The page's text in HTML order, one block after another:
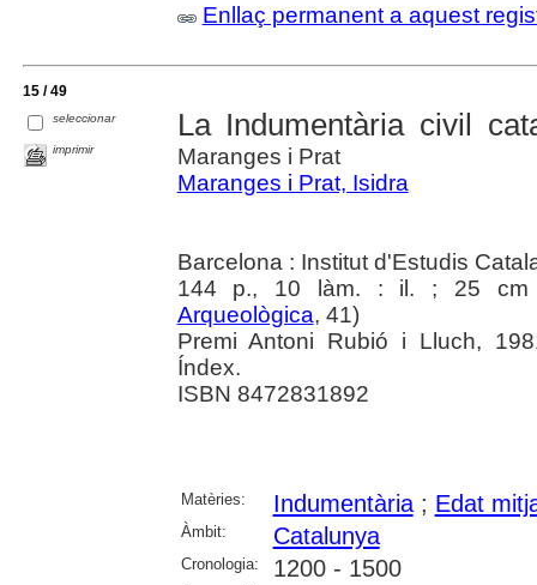
Enllaç permanent a aquest
15 / 49
seleccionar
imprimir
La Indumentària civil
Maranges i Prat
Maranges i Prat, Isidra
Barcelona : Institut d'Estudis
144 p., 10 làm. : il. ; 25
Arqueològica, 41)
Premi Antoni Rubió i Lluch,
Índex.
ISBN 8472831892
Matèries: Indumentària; Edat
Àmbit: Catalunya
Cronologia: 1200 - 1500